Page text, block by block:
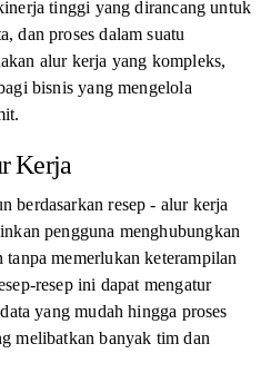
tinggi yang dirancang untuk
dan proses dalam suatu
alur kerja yang kompleks,
bisnis yang mengelola
Kerja
berdasarkan resep - alur kerja
pengguna menghubungkan
memerlukan keterampilan
resep ini dapat mengatur
yang mudah hingga proses
melibatkan banyak tim dan